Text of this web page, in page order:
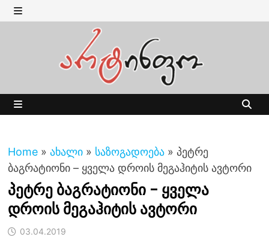
Skip
to MENU
Home » ახალი » საზოგადოება » პეტრე
ბაგრატიონი – ყველა დროის მეგაჰიტის ავტორი
პეტრე ბაგრატიონი – ყველა
დროის მეგაჰიტის ავტორი
03.04.2019